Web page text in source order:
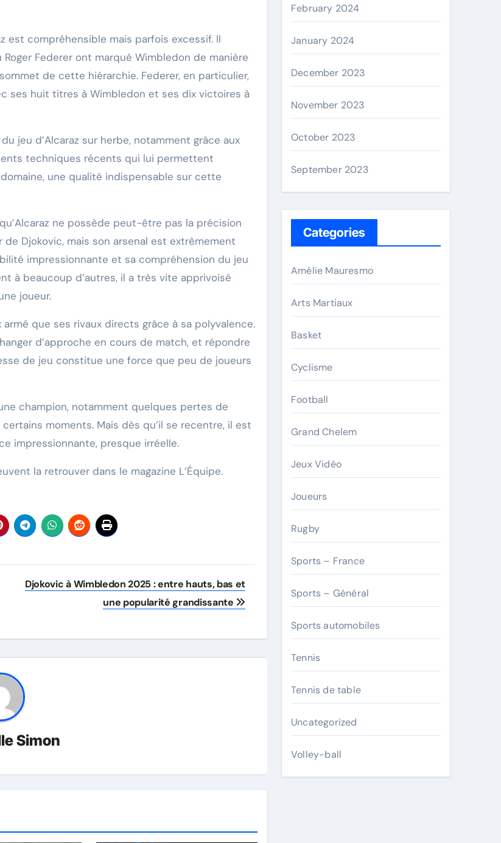
est compréhensible mais parfois excessif. Il
Federer ont marqué Wimbledon de manière
de cette hiérarchie. Federer, en particulier,
ses huit titres à Wimbledon et ses dix victoires à
jeu d’Alcaraz sur herbe, notamment grâce aux
techniques récents qui lui permettent
une qualité indispensable sur cette
ne possède peut-être pas la précision
Djokovic, mais son arsenal est extrêmement
impressionnante et sa compréhension du jeu
à beaucoup d’autres, il a très vite apprivoisé
joueur.
que ses rivaux directs grâce à sa polyvalence.
d’approche en cours de match, et répondre
de jeu constitue une force que peu de joueurs
champion, notamment quelques pertes de
moments. Mais dès qu’il se recentre, il est
impressionnante, presque irréelle.
la retrouver dans le magazine L’Équipe.
Djokovic à Wimbledon 2025 : entre hauts, bas et
une popularité grandissante
Simon
February 2024
January 2024
December 2023
November 2023
October 2023
September 2023
Categories
Amélie Mauresmo
Arts Martiaux
Basket
Cyclisme
Football
Grand Chelem
Jeux Vidéo
Joueurs
Rugby
Sports – France
Sports – Général
Sports automobiles
Tennis
Tennis de table
Uncategorized
Volley-ball